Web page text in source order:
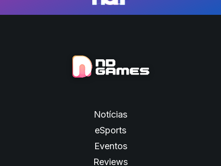
Notícias
eSports
Eventos
Reviews